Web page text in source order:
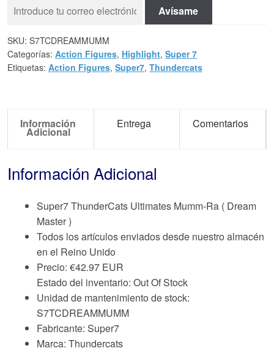
Avísame
SKU: S7TCDREAMMUMM
Categorías: Action Figures, Highlight, Super 7
Etiquetas: Action Figures, Super7, Thundercats
Información
Adicional
Entrega Comentarios
Información Adicional
Super7 ThunderCats Ultimates Mumm-Ra ( Dream
Master )
Todos los artículos enviados desde nuestro almacén
en el Reino Unido
Precio: €42.97 EUR
Estado del inventario: Out Of Stock
Unidad de mantenimiento de stock:
S7TCDREAMMUMM
Fabricante: Super7
Marca: Thundercats